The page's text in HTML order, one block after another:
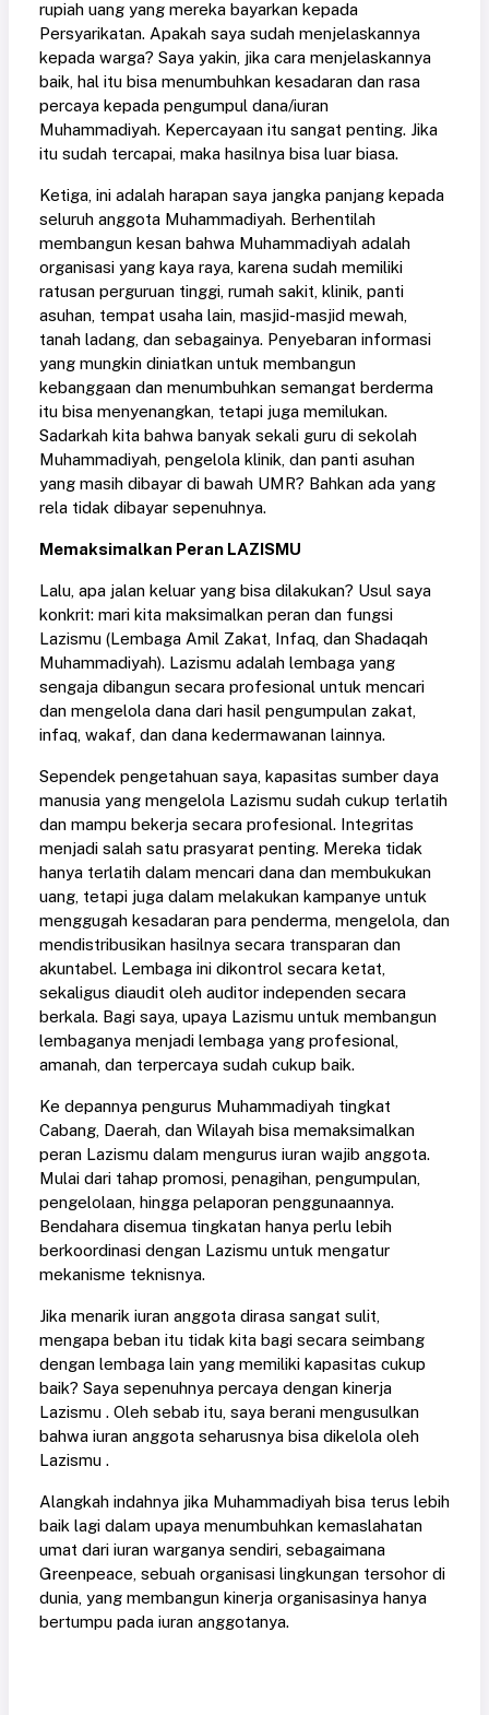
rupiah uang yang mereka bayarkan kepada
Persyarikatan. Apakah saya sudah menjelaskannya
kepada warga? Saya yakin, jika cara menjelaskannya
baik, hal itu bisa menumbuhkan kesadaran dan rasa
percaya kepada pengumpul dana/iuran
Muhammadiyah. Kepercayaan itu sangat penting. Jika
itu sudah tercapai, maka hasilnya bisa luar biasa.
Ketiga, ini adalah harapan saya jangka panjang kepada
seluruh anggota Muhammadiyah. Berhentilah
membangun kesan bahwa Muhammadiyah adalah
organisasi yang kaya raya, karena sudah memiliki
ratusan perguruan tinggi, rumah sakit, klinik, panti
asuhan, tempat usaha lain, masjid-masjid mewah,
tanah ladang, dan sebagainya. Penyebaran informasi
yang mungkin diniatkan untuk membangun
kebanggaan dan menumbuhkan semangat berderma
itu bisa menyenangkan, tetapi juga memilukan.
Sadarkah kita bahwa banyak sekali guru di sekolah
Muhammadiyah, pengelola klinik, dan panti asuhan
yang masih dibayar di bawah UMR? Bahkan ada yang
rela tidak dibayar sepenuhnya.
Memaksimalkan Peran LAZISMU
Lalu, apa jalan keluar yang bisa dilakukan? Usul saya
konkrit: mari kita maksimalkan peran dan fungsi
Lazismu (Lembaga Amil Zakat, Infaq, dan Shadaqah
Muhammadiyah). Lazismu adalah lembaga yang
sengaja dibangun secara profesional untuk mencari
dan mengelola dana dari hasil pengumpulan zakat,
infaq, wakaf, dan dana kedermawanan lainnya.
Sependek pengetahuan saya, kapasitas sumber daya
manusia yang mengelola Lazismu sudah cukup terlatih
dan mampu bekerja secara profesional. Integritas
menjadi salah satu prasyarat penting. Mereka tidak
hanya terlatih dalam mencari dana dan membukukan
uang, tetapi juga dalam melakukan kampanye untuk
menggugah kesadaran para penderma, mengelola, dan
mendistribusikan hasilnya secara transparan dan
akuntabel. Lembaga ini dikontrol secara ketat,
sekaligus diaudit oleh auditor independen secara
berkala. Bagi saya, upaya Lazismu untuk membangun
lembaganya menjadi lembaga yang profesional,
amanah, dan terpercaya sudah cukup baik.
Ke depannya pengurus Muhammadiyah tingkat
Cabang, Daerah, dan Wilayah bisa memaksimalkan
peran Lazismu dalam mengurus iuran wajib anggota.
Mulai dari tahap promosi, penagihan, pengumpulan,
pengelolaan, hingga pelaporan penggunaannya.
Bendahara disemua tingkatan hanya perlu lebih
berkoordinasi dengan Lazismu untuk mengatur
mekanisme teknisnya.
Jika menarik iuran anggota dirasa sangat sulit,
mengapa beban itu tidak kita bagi secara seimbang
dengan lembaga lain yang memiliki kapasitas cukup
baik? Saya sepenuhnya percaya dengan kinerja
Lazismu . Oleh sebab itu, saya berani mengusulkan
bahwa iuran anggota seharusnya bisa dikelola oleh
Lazismu .
Alangkah indahnya jika Muhammadiyah bisa terus lebih
baik lagi dalam upaya menumbuhkan kemaslahatan
umat dari iuran warganya sendiri, sebagaimana
Greenpeace, sebuah organisasi lingkungan tersohor di
dunia, yang membangun kinerja organisasinya hanya
bertumpu pada iuran anggotanya.